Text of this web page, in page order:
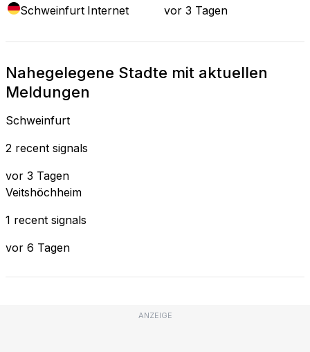
Schweinfurt Internet vor 3 Tagen
Nahegelegene Stadte mit aktuellen
Meldungen
Schweinfurt
2 recent signals
vor 3 Tagen
Veitshöchheim
1 recent signals
vor 6 Tagen
ANZEIGE